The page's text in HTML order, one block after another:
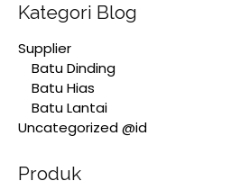
Kategori Blog
Supplier
Batu Dinding
Batu Hias
Batu Lantai
Uncategorized @id
Produk